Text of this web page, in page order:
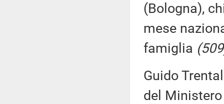
(Bologna),
mese
famiglia
Guido
del